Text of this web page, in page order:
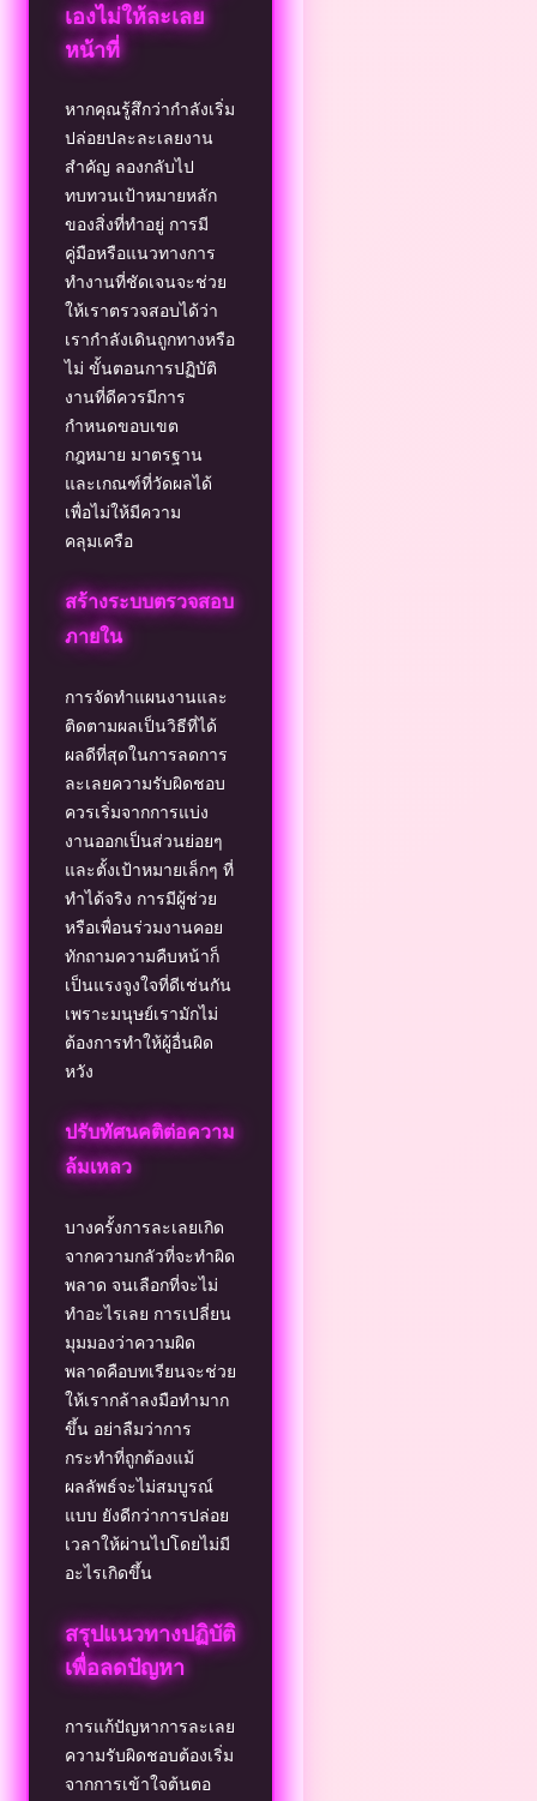
เองไม่ให้ละเลย
หน้าที่
หากคุณรู้สึกว่ากำลังเริ่ม
ปล่อยปละละเลยงาน
สำคัญ ลองกลับไป
ทบทวนเป้าหมายหลัก
ของสิ่งที่ทำอยู่ การมี
คู่มือหรือแนวทางการ
ทำงานที่ชัดเจนจะช่วย
ให้เราตรวจสอบได้ว่า
เรากำลังเดินถูกทางหรือ
ไม่ ขั้นตอนการปฏิบัติ
งานที่ดีควรมีการ
กำหนดขอบเขต
กฎหมาย มาตรฐาน
และเกณฑ์ที่วัดผลได้
เพื่อไม่ให้มีความ
คลุมเครือ
สร้างระบบตรวจสอบ
ภายใน
การจัดทำแผนงานและ
ติดตามผลเป็นวิธีที่ได้
ผลดีที่สุดในการลดการ
ละเลยความรับผิดชอบ
ควรเริ่มจากการแบ่ง
งานออกเป็นส่วนย่อยๆ
และตั้งเป้าหมายเล็กๆ ที่
ทำได้จริง การมีผู้ช่วย
หรือเพื่อนร่วมงานคอย
ทักถามความคืบหน้าก็
เป็นแรงจูงใจที่ดีเช่นกัน
เพราะมนุษย์เรามักไม่
ต้องการทำให้ผู้อื่นผิด
หวัง
ปรับทัศนคติต่อความ
ล้มเหลว
บางครั้งการละเลยเกิด
จากความกลัวที่จะทำผิด
พลาด จนเลือกที่จะไม่
ทำอะไรเลย การเปลี่ยน
มุมมองว่าความผิด
พลาดคือบทเรียนจะช่วย
ให้เรากล้าลงมือทำมาก
ขึ้น อย่าลืมว่าการ
กระทำที่ถูกต้องแม้
ผลลัพธ์จะไม่สมบูรณ์
แบบ ยังดีกว่าการปล่อย
เวลาให้ผ่านไปโดยไม่มี
อะไรเกิดขึ้น
สรุปแนวทางปฏิบัติ
เพื่อลดปัญหา
การแก้ปัญหาการละเลย
ความรับผิดชอบต้องเริ่ม
จากการเข้าใจต้นตอ